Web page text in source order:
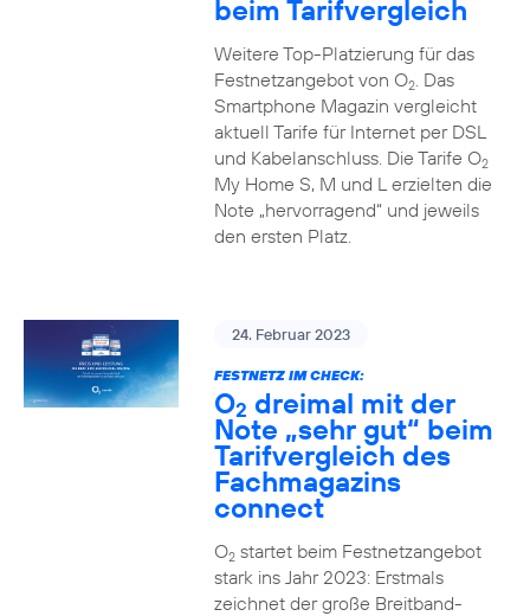
beim Tarifvergleich
Weitere Top-Platzierung für das
Festnetzangebot von O2. Das
Smartphone Magazin vergleicht
aktuell Tarife für Internet per DSL
und Kabelanschluss. Die Tarife O2
My Home S, M und L erzielten die
Note „hervorragend“ und jeweils
den ersten Platz.
24. Februar 2023
FESTNETZ IM CHECK:
O2 dreimal mit der
Note „sehr gut“ beim
Tarifvergleich des
Fachmagazins
connect
O2startet beim Festnetzangebot
stark ins Jahr 2023: Erstmals
zeichnet der große Breitband-